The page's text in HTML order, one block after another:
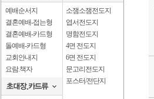
예배순서지
결혼예배-접는형
결혼예배-카드형
돌예배-카드형
교회안내지
요람.책자
소잼소잼전도지
엽서전도지
명함전도지
4면 전도지
6면 전도지
문고리전도지
포스터/전단지